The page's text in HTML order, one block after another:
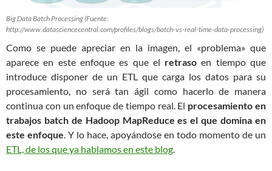
Big Data Batch Processing (Fuente:
http://www.datasciencecentral.com/profiles/blogs/batch-vs-real-time-data-processing)
Como se puede apreciar en la imagen, el «problema» que
aparece en este enfoque es que el retraso en tiempo que
introduce disponer de un ETL que carga los datos para su
procesamiento, no será tan ágil como hacerlo de manera
continua con un enfoque de tiempo real. El procesamiento en
trabajos batch de Hadoop MapReduce es el que domina en
este enfoque . Y lo hace, apoyándose en todo momento de un
ETL, de los que ya hablamos en este blog